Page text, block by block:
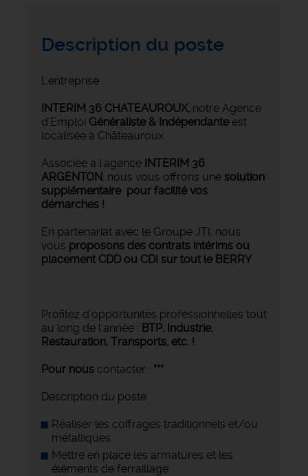
Description du poste
L'entreprise
INTERIM 36 CHATEAUROUX, notre Agence
d'Emploi Généraliste & Indépendante est
localisée à Châteauroux.
Associée à l'agence INTERIM 36
ARGENTON, nous vous offrons une solution
supplémentaire pour facilité vos
démarches !
En partenariat avec le Groupe JTI, nous
vous proposons des contrats intérims ou
placement CDD ou CDI sur tout le BERRY
Profitez d'opportunités professionnelles tout
au long de l'année : BTP, Industrie,
Restauration, Transports, etc. !
Pour nous contacter : ***
Description du poste
Réaliser les coffrages traditionnels et/ou
métalliques.
Mettre en place les armatures et les
éléments de ferraillage.